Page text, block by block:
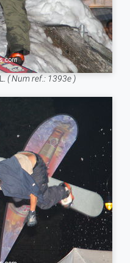
( Num ref.: 1393e )